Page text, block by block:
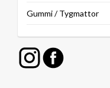
Gummi / Tygmattor